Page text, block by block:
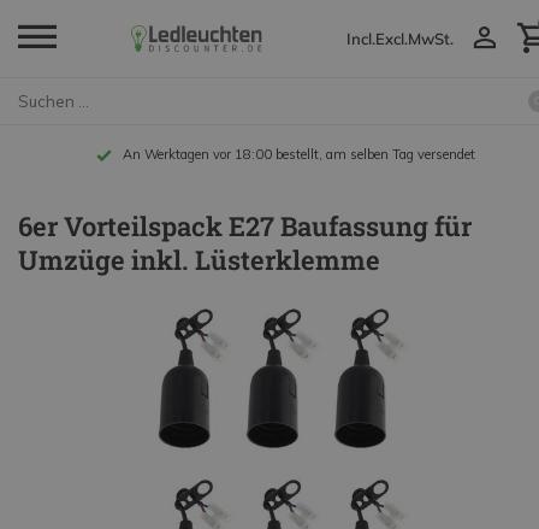
Incl.Excl.MwSt.
An Werktagen vor 18:00 bestellt, am selben Tag versendet
6er Vorteilspack E27 Baufassung für
Umzüge inkl. Lüsterklemme